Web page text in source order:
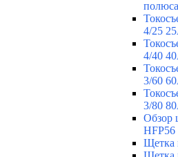
полюса
4/25
4/40
3/60
3/80
Обзор
HFP56
Щетка